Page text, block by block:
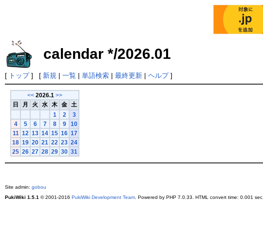
calendar */2026.01
[ トップ] [ 新規 | 一覧 | 単語検索 | 最終更新 | ヘルプ]
<< 2026.1 >>
日
月 火 水 木 金
土
1
2
3
4
5 6 7 8 9
10
11 12 13 14 15 16 17
18 19 20 21 22 23 24
25 26 27 28 29 30 31
Site admin: gobou
PukiWiki 1.5.1 © 2001-2016 PukiWiki Development Team . Powered by PHP 7.0.33. HTML convert time: 0.001 sec.